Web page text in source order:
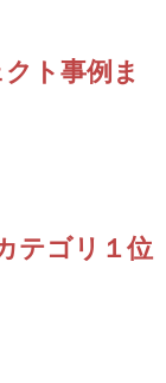
ト事例ま
テゴリ１位